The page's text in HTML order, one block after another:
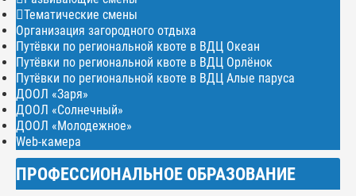
Тематические смены
Организация загородного отдыха
Путёвки по региональной квоте в ВДЦ Океан
Путёвки по региональной квоте в ВДЦ Орлёнок
Путёвки по региональной квоте в ВДЦ Алые паруса
ДООЛ «Заря»
ДООЛ «Солнечный»
ДООЛ «Молодежное»
Web-камера
ПРОФЕССИОНАЛЬНОЕ ОБРАЗОВАНИЕ